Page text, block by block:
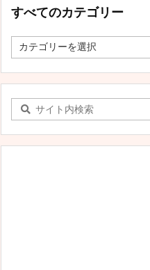
すべてのカテゴリー
べ
の
ゴ
リ
ー